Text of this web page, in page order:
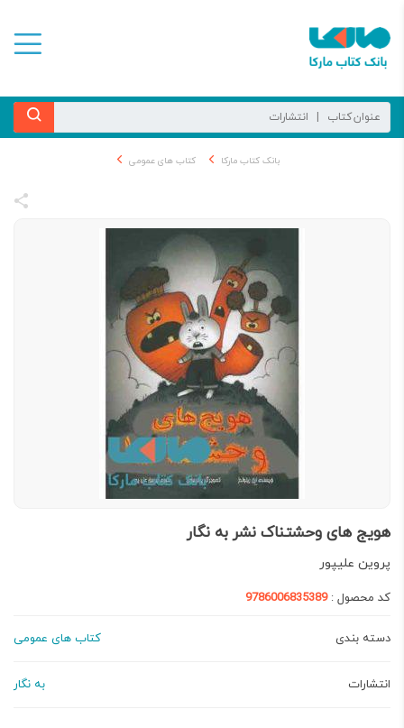
بانک کتاب مارکا کتاب های عمومی
هویج های وحشتناک نشر به نگار
پروین علیپور
کد محصول :9786006835389
دسته بندی کتاب های عمومی
انتشارات به نگار